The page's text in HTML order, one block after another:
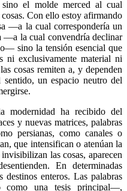
el molde merced al cual
Con ello estoy afirmando
—a la cual correspondería un
—a la cual convendría declinar
sino la tensión esencial que
ni exclusivamente material ni
cosas remiten a, y dependen
un espacio neutro del
modernidad ha recibido del
y nuevas matrices, palabras
persianas, como canales o
que intensifican o atenúan la
las cosas, aparecen
En determinadas
destinos enteros. Las palabras
como una tesis principal—,